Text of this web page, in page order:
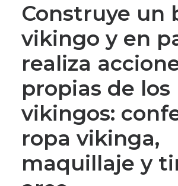
Construye un
vikingo y en
realiza
propias de los
vikingos:
ropa vikinga,
maquillaje y